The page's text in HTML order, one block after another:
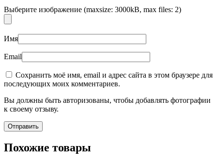
Выберите изображение (maxsize: 3000kB, max files: 2)
Имя
Email
Сохранить моё имя, email и адрес сайта в этом браузере для
последующих моих комментариев.
Вы должны быть авторизованы, чтобы добавлять фотографии
к своему отзыву.
Похожие товары